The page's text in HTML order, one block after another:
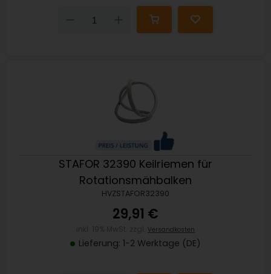
Down
STAFOR 32390 Keilriemen für
Rotationsmähbalken
HVZSTAFOR32390
29,91 €
Versandkosten
Lieferung: 1-2 Werktage (DE)